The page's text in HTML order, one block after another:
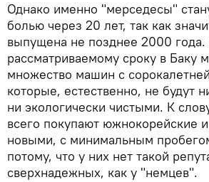
Однако именно "мерседесы"
болью через 20 лет, так как
выпущена не позднее 2000 года.
рассматриваемому сроку в Баку
множество машин с
которые, естественно, не будут
ни экологически чистыми. К
всего покупают южнокорейские
новыми, с минимальным
потому, что у них нет такой
сверхнадежных, как у "немцев".